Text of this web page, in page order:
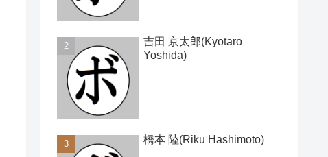
吉田 京太郎(Kyotaro
Yoshida)
橋本 陸(Riku Hashimoto)